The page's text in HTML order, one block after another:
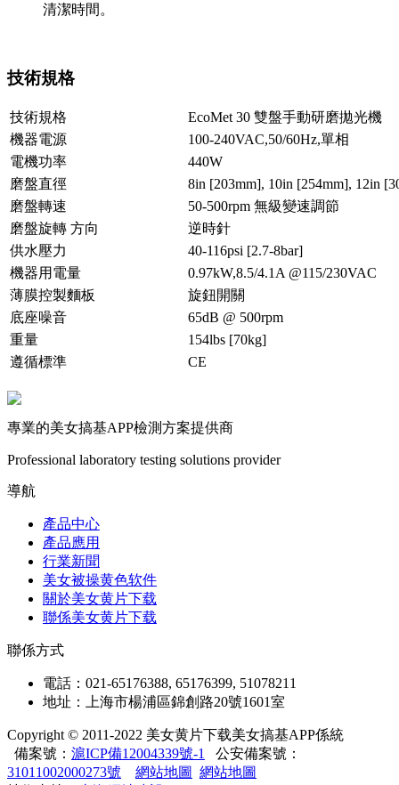
清潔時間。
技術規格
技術規格
EcoMet 30 雙盤手動研磨拋光機
機器電源
100-240VAC,50/60Hz,單相
電機功率
440W
磨盤直徑
8in [203mm], 10in [254mm], 12in
磨盤轉速
50-500rpm 無級變速調節
磨盤旋轉 方向
逆時針
供水壓力
40-116psi [2.7-8bar]
機器用電量
0.97kW,8.5/4.1A @115/230VAC
薄膜控製麵板
旋鈕開關
底座噪音
65dB @ 500rpm
重量
154lbs [70kg]
遵循標準
CE
專業的美女搞基APP檢測方案提供商
Professional laboratory testing solutions provider
導航
產品中心
產品應用
行業新聞
美女被操黄色软件
關於美女黄片下载
聯係美女黄片下载
聯係方式
電話：021-65176388, 65176399, 51078211
地址：上海市楊浦區錦創路20號1601室
Copyright © 2011-2022 美女黄片下载美女搞基APP係統
備案號： 滬ICP備12004339號-1
公安備案號：
31011002000273號
網站地圖
網站地圖